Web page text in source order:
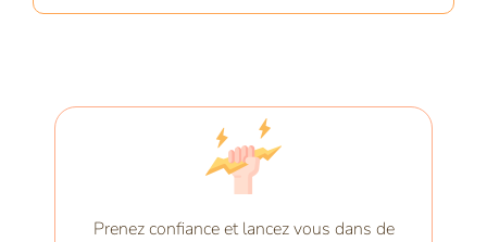
Prenez confiance et lancez vous dans de